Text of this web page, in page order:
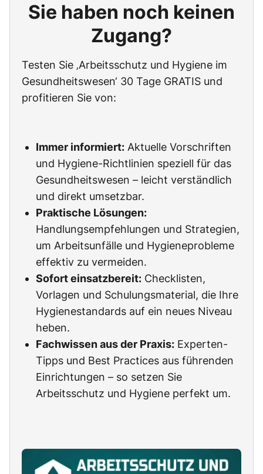
Sie haben noch keinen
Zugang?
Testen Sie ‚Arbeitsschutz und Hygiene im
Gesundheitswesen‘ 30 Tage GRATIS und
profitieren Sie von:
Immer informiert: Aktuelle Vorschriften
und Hygiene-Richtlinien speziell für das
Gesundheitswesen – leicht verständlich
und direkt umsetzbar.
Praktische Lösungen:
Handlungsempfehlungen und Strategien,
um Arbeitsunfälle und Hygieneprobleme
effektiv zu vermeiden.
Sofort einsatzbereit: Checklisten,
Vorlagen und Schulungsmaterial, die Ihre
Hygienestandards auf ein neues Niveau
heben.
Fachwissen aus der Praxis: Experten-
Tipps und Best Practices aus führenden
Einrichtungen – so setzen Sie
Arbeitsschutz und Hygiene perfekt um.